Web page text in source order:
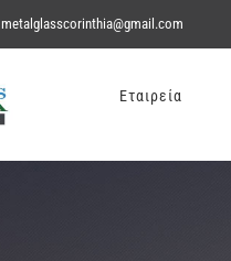
metalglasscorinthia@gmail.com
Εταιρεία